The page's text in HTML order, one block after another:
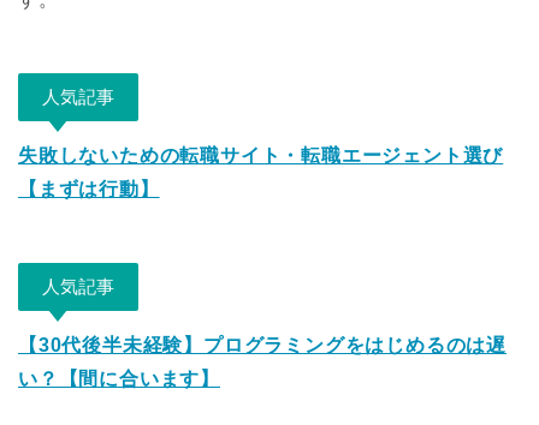
人気記事
失敗しないための転職サイト・転職エージェント選び
【まずは行動】
人気記事
【30代後半未経験】プログラミングをはじめるのは遅
い？【間に合います】